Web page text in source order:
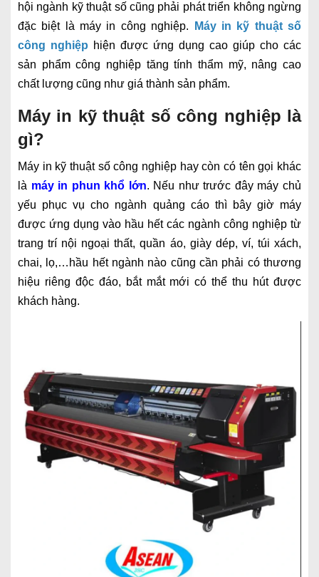
hội ngành kỹ thuật số cũng phải phát triển không ngừng
đặc biệt là máy in công nghiệp.
Máy in kỹ thuật số
công nghiệp hiện được ứng dụng cao giúp cho các
sản phẩm công nghiệp tăng tính thẩm mỹ, nâng cao
chất lượng cũng như giá thành sản phẩm.
Máy in kỹ thuật số công nghiệp là
gì?
Máy in kỹ thuật số công nghiệp hay còn có tên gọi khác
là máy in phun khổ lớn. Nếu như trước đây máy chủ
yếu phục vụ cho ngành quảng cáo thì bây giờ máy
được ứng dụng vào hầu hết các ngành công nghiệp từ
trang trí nội ngoại thất, quần áo, giày dép, ví, túi xách,
chai, lọ,…hầu hết ngành nào cũng cần phải có thương
hiệu riêng độc đáo, bắt mắt mới có thể thu hút được
khách hàng.